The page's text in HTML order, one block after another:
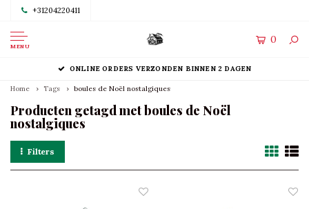
+31204220411
MENU
0
ONLINE ORDERS VERZONDEN BINNEN 2 DAGEN
Home Tags boules de Noël nostalgiques
Producten getagd met boules de Noël
nostalgiques
Filters